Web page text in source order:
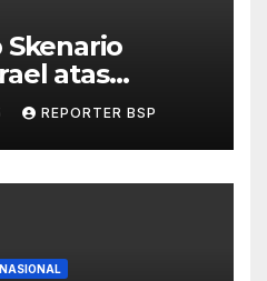
atas
Buku Ilan
REPORTER BSP
NASIONAL